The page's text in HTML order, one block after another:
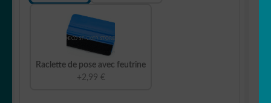
Raclette de pose avec feutrine
+2,99 €